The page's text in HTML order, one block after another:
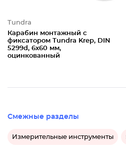
Tundra
Карабин монтажный с
фиксатором Tundra Krep, DIN
5299d, 6х60 мм,
оцинкованный
Смежные разделы
Измерительные инструменты